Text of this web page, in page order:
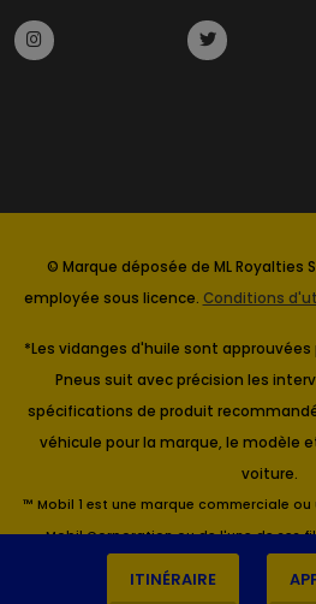
ITINÉRAIRE
© Marque déposée de ML
employée sous licence. Conditions
*Les vidanges d'huile sont approuvées
Pneus suit avec précision les
spécifications de produit
véhicule pour la marque, le modèle
voiture.
™ Mobil 1 est une marque commerciale ou
Mobil Corporation ou de l'une de ses